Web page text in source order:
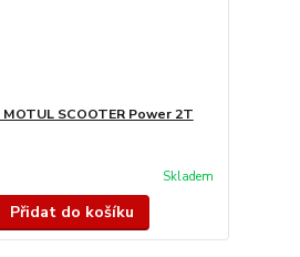
SCOOTER Power 2T
Skladem
Přidat do košíku